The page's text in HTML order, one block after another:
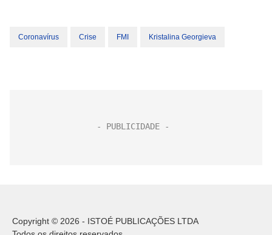
Coronavírus Crise FMI Kristalina Georgieva
Copyright © 2026 - ISTOÉ PUBLICAÇÕES LTDA